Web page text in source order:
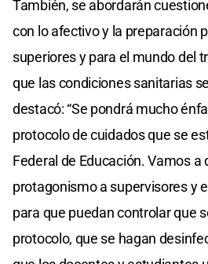
También, se abordarán
con lo afectivo y la preparación
superiores y para el mundo del
que las condiciones sanitarias
destacó: “Se pondrá mucho
protocolo de cuidados que se
Federal de Educación. Vamos a
protagonismo a supervisores y
para que puedan controlar que
protocolo, que se hagan